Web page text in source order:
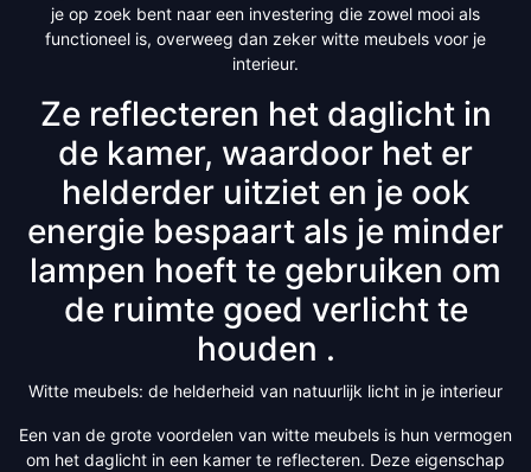
je op zoek bent naar een investering die zowel mooi als
functioneel is, overweeg dan zeker witte meubels voor je
interieur.
Ze reflecteren het daglicht in
de kamer, waardoor het er
helderder uitziet en je ook
energie bespaart als je minder
lampen hoeft te gebruiken om
de ruimte goed verlicht te
houden .
Witte meubels: de helderheid van natuurlijk licht in je interieur
Een van de grote voordelen van witte meubels is hun vermogen
om het daglicht in een kamer te reflecteren. Deze eigenschap